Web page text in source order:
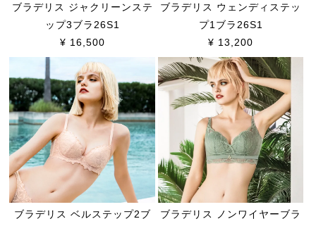
ブラデリス ジャクリーンステ
ップ3ブラ26S1
¥ 16,500
ブラデリス ウェンディステッ
プ1ブラ26S1
¥ 13,200
ブラデリス ベルステップ2ブ
ブラデリス ノンワイヤーブラ